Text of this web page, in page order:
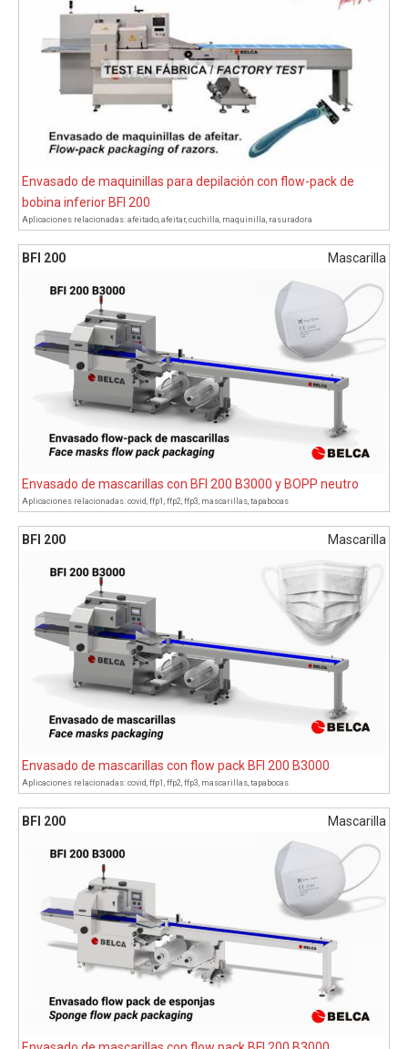
Envasado de maquinillas para depilación con flow-pack de
bobina inferior BFI 200
Aplicaciones relacionadas: afeitado afeitar, cuchilla maquinilla rasuradora
BFI 200 Mascarilla
Envasado de mascarillas con BFI 200 B3000 y BOPP neutro
Aplicaciones relacionadas: covid ffp1 ffp2 ffp3 mascarillas tapabocas
BFI 200 Mascarilla
Envasado de mascarillas con flow pack BFI 200 B3000
Aplicaciones relacionadas: covid ffp1 ffp2 ffp3 mascarillas tapabocas
BFI 200 Mascarilla